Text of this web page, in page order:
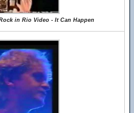
in Rio Video - It Can Happen